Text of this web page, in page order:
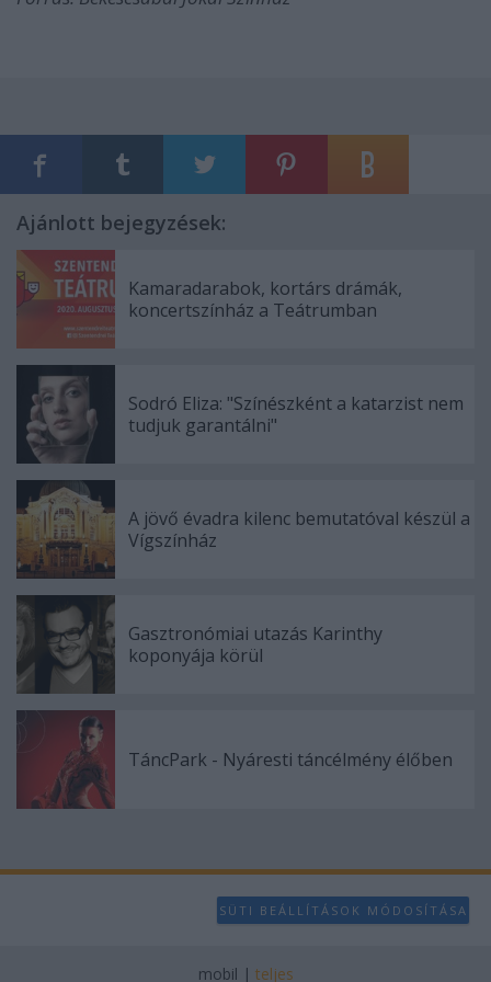
Ajánlott bejegyzések:
Kamaradarabok, kortárs drámák,
koncertszínház a Teátrumban
Sodró Eliza: "Színészként a katarzist nem
tudjuk garantálni"
A jövő évadra kilenc bemutatóval készül a
Vígszínház
Gasztronómiai utazás Karinthy
koponyája körül
TáncPark - Nyáresti táncélmény élőben
SÜTI BEÁLLÍTÁSOK MÓDOSÍTÁSA
mobil | teljes